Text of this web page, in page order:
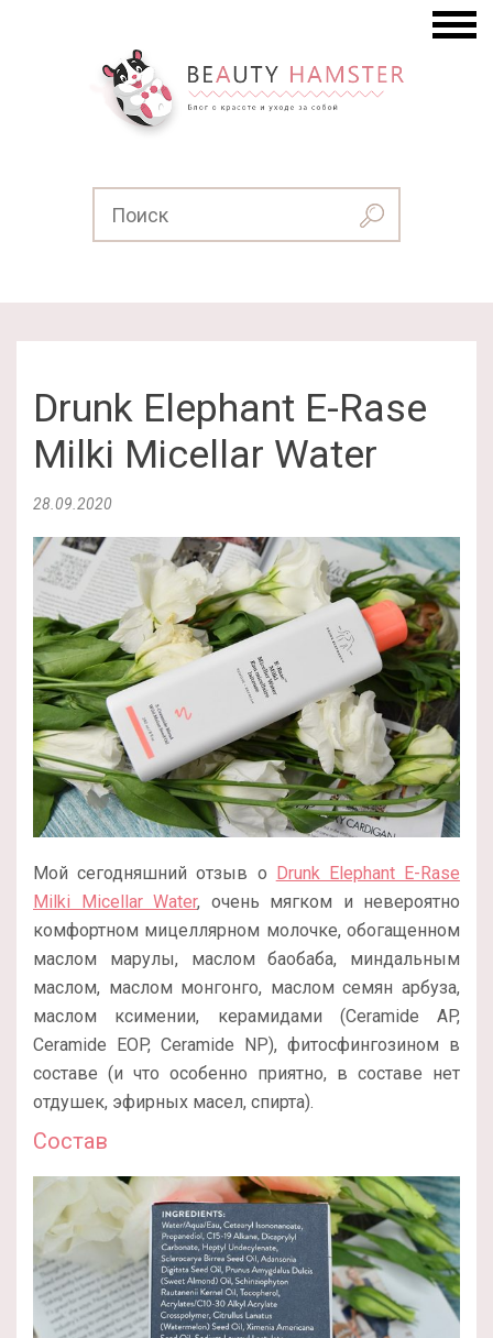
Drunk Elephant E-Rase
Milki Micellar Water
28.09.2020
Мой сегодняшний отзыв о Drunk Elephant E-Rase
Milki Micellar Water, очень мягком и невероятно
комфортном мицеллярном молочке, обогащенном
маслом марулы, маслом баобаба, миндальным
маслом, маслом монгонго, маслом семян арбуза,
маслом ксимении, керамидами (Ceramide AP,
Ceramide EOP, Ceramide NP), фитосфингозином в
составе (и что особенно приятно, в составе нет
отдушек, эфирных масел, спирта).
Состав